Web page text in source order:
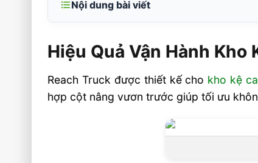
Nội dung bài viết
Truck
Tiêu chí chọn Reach Truck theo nhu
Doanh nghiệp nên ưu tiên cấu hình
Câu hỏi thường gặp về hiệu quả vận
Hiệu Quả Vận Hành Kho
Reach Truck được thiết kế cho kho kệ
hợp cột nâng vươn trước giúp tối ưu